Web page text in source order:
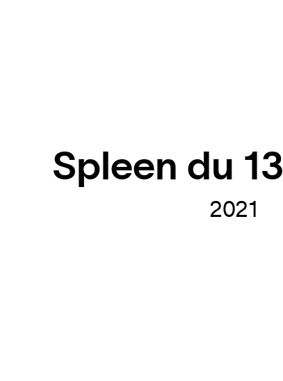
Spleen du 13
2021